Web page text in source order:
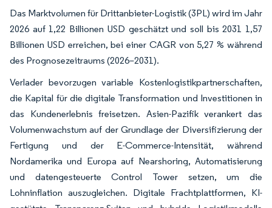
Das Marktvolumen für Drittanbieter-Logistik (3PL) wird im Jahr
2026 auf 1,22 Billionen USD geschätzt und soll bis 2031 1,57
Billionen USD erreichen, bei einer CAGR von 5,27 % während
des Prognosezeitraums (2026–2031).
Verlader bevorzugen variable Kostenlogistikpartnerschaften,
die Kapital für die digitale Transformation und Investitionen in
das Kundenerlebnis freisetzen. Asien-Pazifik verankert das
Volumenwachstum auf der Grundlage der Diversifizierung der
Fertigung und der E-Commerce-Intensität, während
Nordamerika und Europa auf Nearshoring, Automatisierung
und datengesteuerte Control Tower setzen, um die
Lohninflation auszugleichen. Digitale Frachtplattformen, KI-